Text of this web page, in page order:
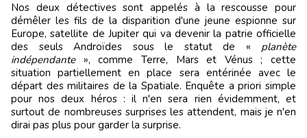
Nos deux détectives sont appelés à la rescousse pour
démêler les fils de la disparition d'une jeune espionne sur
Europe, satellite de Jupiter qui va devenir la patrie officielle
des seuls Androïdes sous le statut de « planète
indépendante», comme Terre, Mars et Vénus ; cette
situation partiellement en place sera entérinée avec le
départ des militaires de la Spatiale. Enquête a priori simple
pour nos deux héros : il n'en sera rien évidemment, et
surtout de nombreuses surprises les attendent, mais je n'en
dirai pas plus pour garder la surprise.